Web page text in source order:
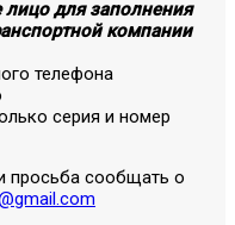
лицо для заполнения
компании
телефона
серия и номер
просьба сообщать о